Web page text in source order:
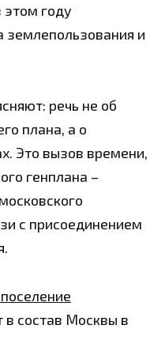
году
землепользования и
речь не об
плана, а о
Это вызов времени,
генплана –
с присоединением
в состав Москвы в